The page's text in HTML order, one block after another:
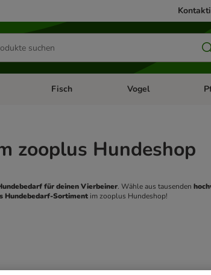
öffnen: Hundefutter & Zubehör
Kategorie-Menü öffnen: Kleintier
Fisch Kategorie-Menü öffnen:
Vogel
zooplus Hundeshop
für deinen Vierbeiner. Wähle aus tausenden
Hundebedarf-Sortiment im zooplus Hundeshop!